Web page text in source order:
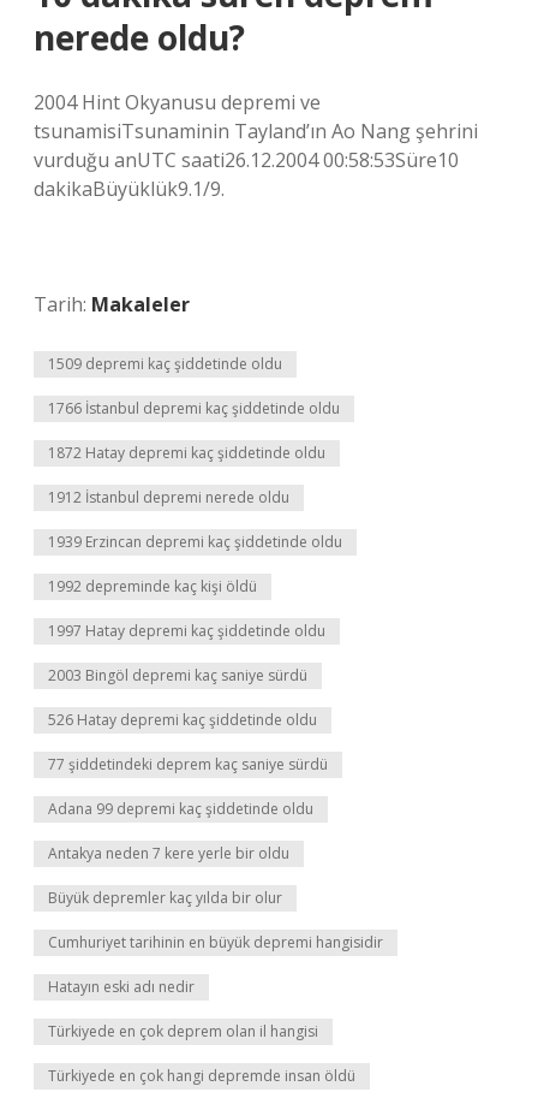
nerede oldu?
2004 Hint Okyanusu depremi ve
tsunamisiTsunaminin Tayland’ın Ao Nang şehrini
vurduğu anUTC saati26.12.2004 00:58:53Süre10
dakikaBüyüklük9.1/9.
Tarih: Makaleler
1509 depremi kaç şiddetinde oldu
1766 İstanbul depremi kaç şiddetinde oldu
1872 Hatay depremi kaç şiddetinde oldu
1912 İstanbul depremi nerede oldu
1939 Erzincan depremi kaç şiddetinde oldu
1992 depreminde kaç kişi öldü
1997 Hatay depremi kaç şiddetinde oldu
2003 Bingöl depremi kaç saniye sürdü
526 Hatay depremi kaç şiddetinde oldu
77 şiddetindeki deprem kaç saniye sürdü
Adana 99 depremi kaç şiddetinde oldu
Antakya neden 7 kere yerle bir oldu
Büyük depremler kaç yılda bir olur
Cumhuriyet tarihinin en büyük depremi hangisidir
Hatayın eski adı nedir
Türkiyede en çok deprem olan il hangisi
Türkiyede en çok hangi depremde insan öldü